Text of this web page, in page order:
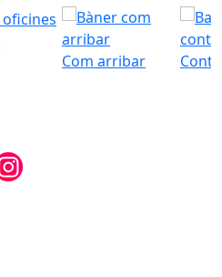
Com arribar